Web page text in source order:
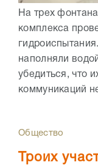
На трех
комплекса
наполняли
убедиться, что
коммуникаций
Общество
Троих